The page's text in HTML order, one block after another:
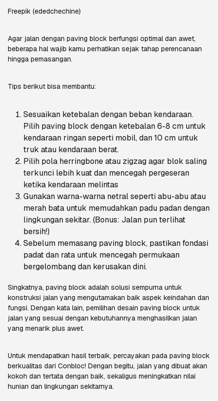
Freepik (ededchechine)
Agar jalan dengan paving block berfungsi optimal dan awet,
beberapa hal wajib kamu perhatikan sejak tahap perencanaan
hingga pemasangan.
Tips berikut bisa membantu:
Sesuaikan ketebalan dengan beban kendaraan.
Pilih paving block dengan ketebalan 6-8 cm untuk
kendaraan ringan seperti mobil, dan 10 cm untuk
truk atau kendaraan berat.
Pilih pola herringboneatau zigzagagar blok saling
terkunci lebih kuat dan mencegah pergeseran
ketika kendaraan melintas
Gunakan warna-warna netral seperti abu-abu atau
merah bata untuk memudahkan padu padan dengan
lingkungan sekitar. (Bonus: Jalan pun terlihat
bersih!)
Sebelum memasang paving block, pastikan fondasi
padat dan rata untuk mencegah permukaan
bergelombang dan kerusakan dini.
Singkatnya, paving block adalah solusi sempurna untuk
konstruksi jalan yang mengutamakan baik aspek keindahan dan
fungsi. Dengan kata lain, pemilihan desain paving block untuk
jalan yang sesuai dengan kebutuhannya menghasilkan jalan
yang menarik plus awet.
Untuk mendapatkan hasil terbaik, percayakan pada paving block
berkualitas dari Conbloc! Dengan begitu, jalan yang dibuat akan
kokoh dan tertata dengan baik, sekaligus meningkatkan nilai
hunian dan lingkungan sekitarnya.